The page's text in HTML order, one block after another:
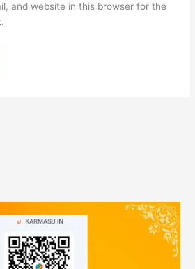
and website in this browser for the